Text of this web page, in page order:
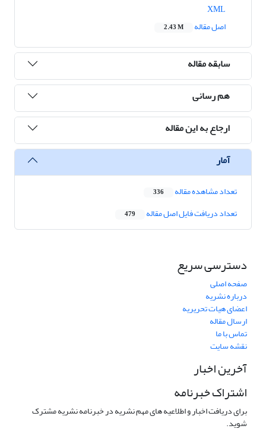
اصل مقاله
2.43 M
سابقه مقاله
هم رسانی
ارجاع به این مقاله
آمار
تعداد مشاهده مقاله 336
تعداد دریافت فایل اصل مقاله 479
دسترسی سریع
صفحه اصلی
درباره نشریه
اعضای هیات تحریریه
ارسال مقاله
تماس با ما
نقشه سایت
آخرین اخبار
اشتراک خبرنامه
برای دریافت اخبار و اطلاعیه های مهم نشریه در خبرنامه نشریه مشترک
شوید.